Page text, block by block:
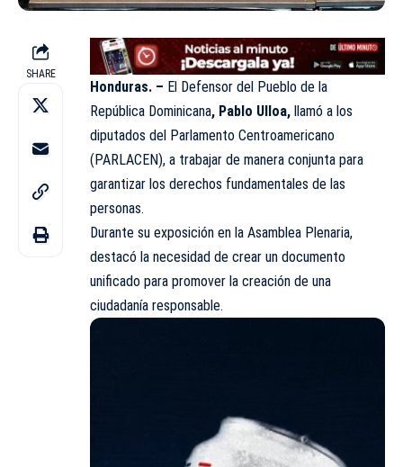
SHARE
Honduras. – El Defensor del Pueblo de la
República Dominicana, Pablo Ulloa, llamó a los
diputados del Parlamento Centroamericano
(PARLACEN), a trabajar de manera conjunta para
garantizar los derechos fundamentales de las
personas.
Durante su exposición en la Asamblea Plenaria,
destacó la necesidad de crear un documento
unificado para promover la creación de una
ciudadanía responsable.